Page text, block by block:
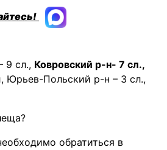
9 сл., Ковровский р-н- 7 сл.,
Юрьев-Польский р-н – 3 сл.,
обратиться в